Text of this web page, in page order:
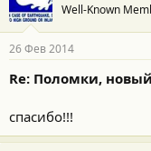
Well-Known
26 Фев 2014
Re: Поломки,
спасибо!!!